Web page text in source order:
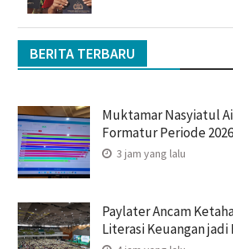
BERITA TERBARU
Muktamar Nasyiatul
Formatur Periode
3 jam yang lalu
Paylater Ancam
Literasi Keuangan